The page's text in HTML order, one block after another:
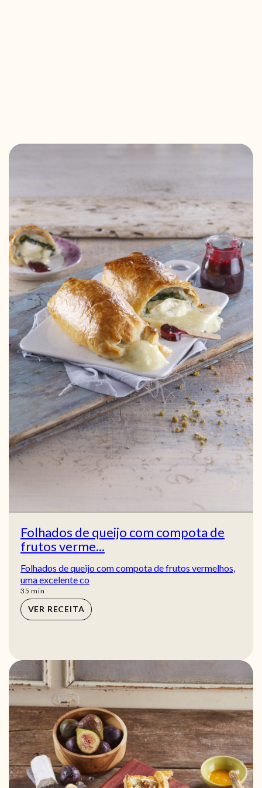
Folhados de queijo com compota de
frutos verme...
Folhados de queijo com compota de frutos vermelhos,
uma excelente co
35 min
min
VER RECEITA